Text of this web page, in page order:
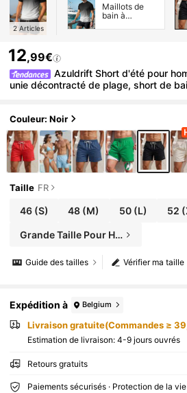
2 Articles
Maillots de
bain à
12,99€
Azuldrift Short d'été pour
unie décontracté de plage, short de
e, maillot de bain noir pour homme,
Couleur: Noir
Taille FR
46(S) 48 (M) 50(L) 52
Grande Taille Pour Hommes
Vérifier ma taille
Guide des tailles
Expédition à Belgium
Livraison gratuite(Commandes ≥
Estimation de livraison: 4-9 jours ouvrés
Retours gratuits
Paiements sécurisés · Protection de la